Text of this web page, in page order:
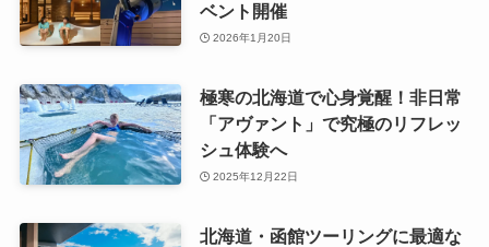
ベント開催
2026年1月20日
極寒の北海道で心身覚醒！非日常
「アヴァント」で究極のリフレッ
シュ体験へ
2025年12月22日
北海道・函館ツーリングに最適な